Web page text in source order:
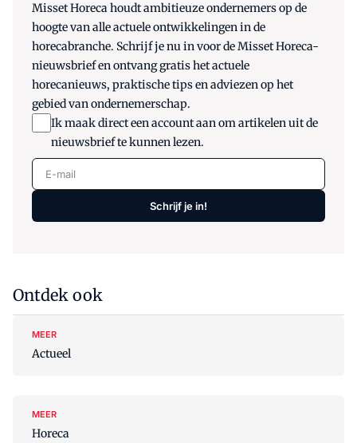
Misset Horeca houdt ambitieuze ondernemers op de
hoogte van alle actuele ontwikkelingen in de
horecabranche. Schrijf je nu in voor de Misset Horeca-
nieuwsbrief en ontvang gratis het actuele
horecanieuws, praktische tips en adviezen op het
gebied van ondernemerschap.
Ik maak direct een account aan om artikelen uit de
nieuwsbrief te kunnen lezen.
E-mail
Schrijf je in!
Ontdek ook
MEER
Actueel
MEER
Horeca